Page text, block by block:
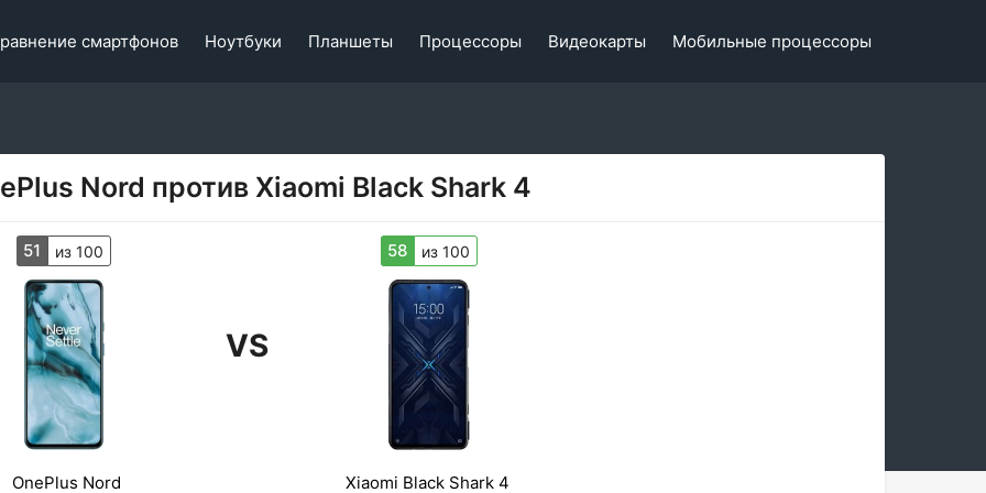
смартфонов Ноутбуки Планшеты Процессоры Видеокарты Мобильные процессоры
Nord против Xiaomi Black Shark 4
51 из 100
VS
58 из 100
OnePlus Nord Xiaomi Black Shark 4